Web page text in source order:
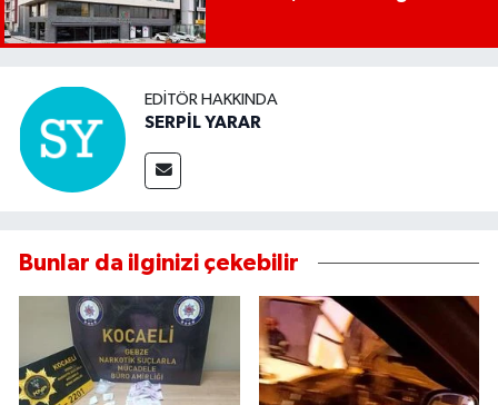
EDITÖR HAKKINDA
SERPİL YARAR
Bunlar da ilginizi çekebilir